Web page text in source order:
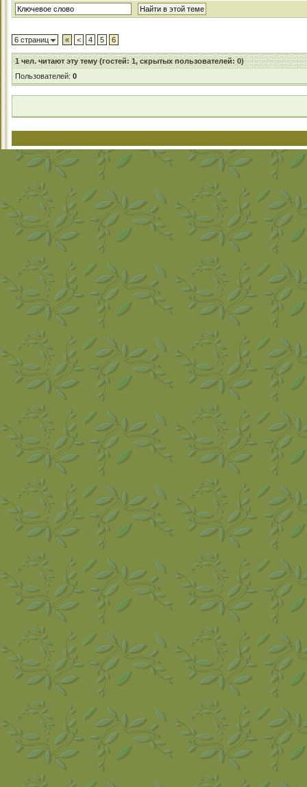
6 страниц « < 4 5 6
1чел. читают эту тему (гостей: 1, скрытых пользователей: 0)
Пользователей: 0